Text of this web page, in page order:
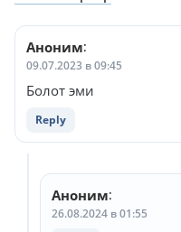
комментариям
Аноним:
09.07.2023 в 09:45
Болот эми
Reply
Аноним:
26.08.2024 в 01:55